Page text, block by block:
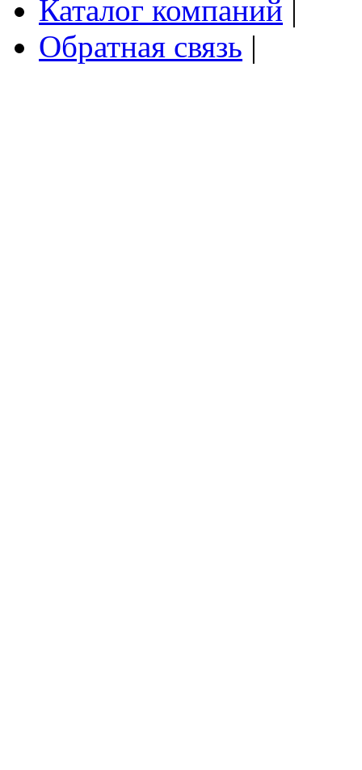
Каталог компаний
Обратная связь |